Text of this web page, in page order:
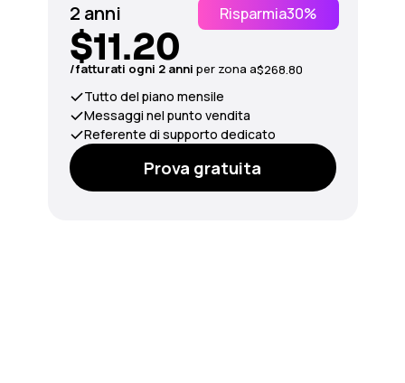
2 anni Risparmia30%
$11.20
/fatturati ogni 2 anni per zona a$268.80
Tutto del piano mensile
Messaggi nel punto vendita
Referente di supporto dedicato
Prova gratuita